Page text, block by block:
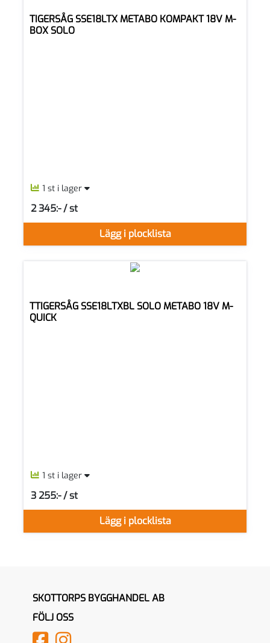
TIGERSÅG SSE18LTX METABO KOMPAKT 18V M-
BOX SOLO
1 st i lager
Lägg i plocklista
2 345:- / st
SEK per ST
TTIGERSÅG SSE18LTXBL SOLO METABO 18V M-
QUICK
1 st i lager
Lägg i plocklista
3 255:- / st
SEK per ST
SKOTTORPS BYGGHANDEL AB
FÖLJ OSS